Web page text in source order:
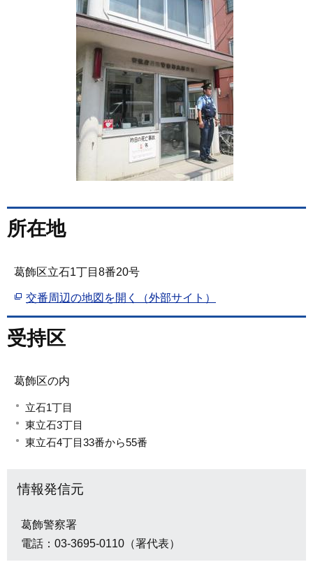
所在地
葛飾区立石1丁目8番20号
交番周辺の地図を開く（外部サイト）
受持区
葛飾区の内
立石1丁目
東立石3丁目
東立石4丁目33番から55番
情報発信元
葛飾警察署
電話：03-3695-0110（署代表）